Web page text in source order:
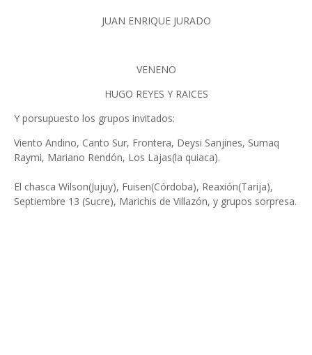
JUAN ENRIQUE JURADO
VENENO
HUGO REYES Y RAICES
Y porsupuesto los grupos invitados:
Viento Andino, Canto Sur, Frontera, Deysi Sanjines, Sumaq
Raymi, Mariano Rendón, Los Lajas(la quiaca).
El chasca Wilson(Jujuy), Fuisen(Córdoba), Reaxión(Tarija),
Septiembre 13 (Sucre), Marichis de Villazón, y grupos sorpresa.